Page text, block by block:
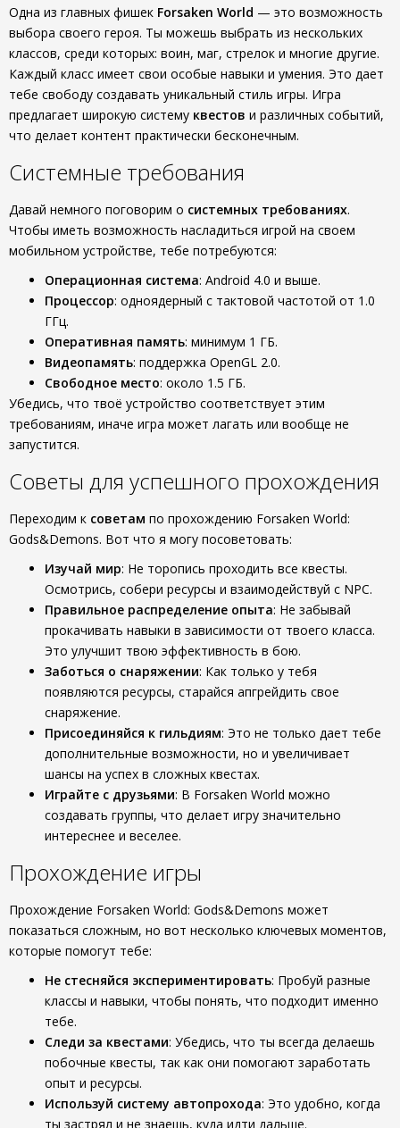
Одна из главных фишек Forsaken World — это возможность
выбора своего героя. Ты можешь выбрать из нескольких
классов, среди которых: воин, маг, стрелок и многие другие.
Каждый класс имеет свои особые навыки и умения. Это дает
тебе свободу создавать уникальный стиль игры. Игра
предлагает широкую систему квестов и различных событий,
что делает контент практически бесконечным.
Системные требования
Давай немного поговорим о системных требованиях.
Чтобы иметь возможность насладиться игрой на своем
мобильном устройстве, тебе потребуются:
Операционная система: Android 4.0 и выше.
Процессор: одноядерный с тактовой частотой от 1.0
ГГц.
Оперативная память: минимум 1 ГБ.
Видеопамять: поддержка OpenGL 2.0.
Свободное место: около 1.5 ГБ.
Убедись, что твоё устройство соответствует этим
требованиям, иначе игра может лагать или вообще не
запустится.
Советы для успешного прохождения
Переходим к советам по прохождению Forsaken World:
Gods&Demons. Вот что я могу посоветовать:
Изучай мир: Не торопись проходить все квесты.
Осмотрись, собери ресурсы и взаимодействуй с NPC.
Правильное распределение опыта: Не забывай
прокачивать навыки в зависимости от твоего класса.
Это улучшит твою эффективность в бою.
Заботься о снаряжении: Как только у тебя
появляются ресурсы, старайся апгрейдить свое
снаряжение.
Присоединяйся к гильдиям: Это не только дает тебе
дополнительные возможности, но и увеличивает
шансы на успех в сложных квестах.
Играйте с друзьями: В Forsaken World можно
создавать группы, что делает игру значительно
интереснее и веселее.
Прохождение игры
Прохождение Forsaken World: Gods&Demons может
показаться сложным, но вот несколько ключевых моментов,
которые помогут тебе:
Не стесняйся экспериментировать: Пробуй разные
классы и навыки, чтобы понять, что подходит именно
тебе.
Следи за квестами: Убедись, что ты всегда делаешь
побочные квесты, так как они помогают заработать
опыт и ресурсы.
Используй систему автопрохода: Это удобно, когда
ты застрял и не знаешь, куда идти дальше.